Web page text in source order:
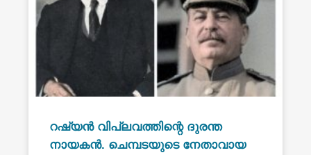
റഷ്യൻ വിപ്ലവത്തിന്റെ ദുരന്ത
നായകൻ. ചെമ്പടയുടെ നേതാവായ